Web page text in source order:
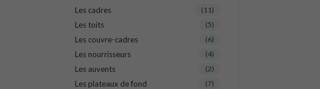
Les cadres (11)
Les toits (5)
Les couvre-cadres (6)
Les nourrisseurs (4)
Les auvents (2)
Les plateaux de fond (7)